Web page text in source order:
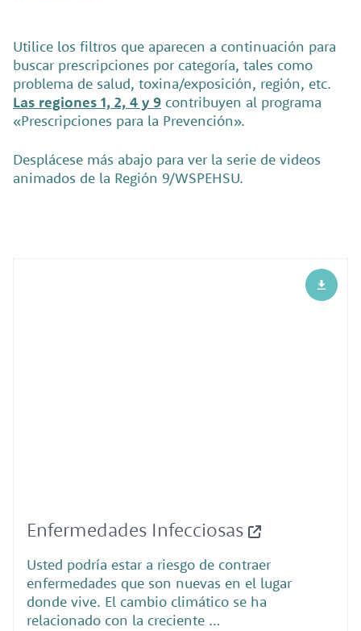
Utilice los filtros que aparecen a continuación para
buscar prescripciones por categoría, tales como
problema de salud, toxina/exposición, región, etc.
Las regiones 1, 2, 4 y 9 contribuyen al programa
«Prescripciones para la Prevención».
Desplácese más abajo para ver la serie de videos
animados de la Región 9/WSPEHSU.
Enfermedades Infecciosas
Usted podría estar a riesgo de contraer
enfermedades que son nuevas en el lugar
donde vive. El cambio climático se ha
relacionado con la creciente …